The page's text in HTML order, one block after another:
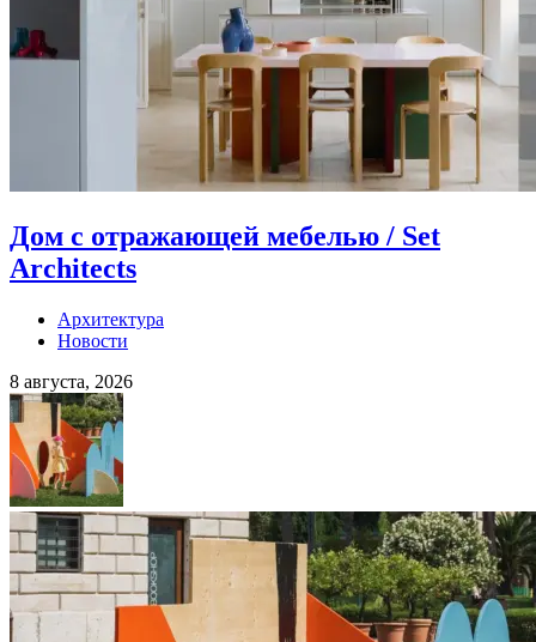
Дом с отражающей мебелью / Set
Architects
Архитектура
Новости
8 августа, 2026